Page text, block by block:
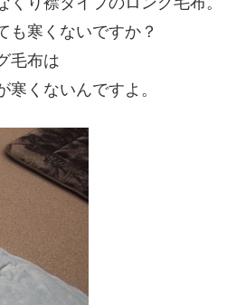
も寒くないですか？
毛布は
くないんですよ。